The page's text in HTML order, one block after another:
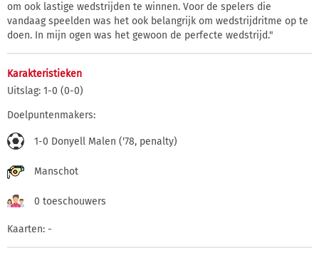
om ook lastige wedstrijden te winnen. Voor de spelers die
vandaag speelden was het ook belangrijk om wedstrijdritme op te
doen. In mijn ogen was het gewoon de perfecte wedstrijd."
Karakteristieken
Uitslag: 1-0 (0-0)
Doelpuntenmakers:
1-0 Donyell Malen ('78, penalty)
Manschot
0 toeschouwers
Kaarten: -